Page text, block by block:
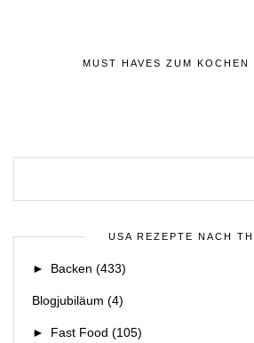
MUST HAVES ZUM KOCHEN
USA REZEPTE NACH
► Backen (433)
Blogjubiläum (4)
► Fast Food (105)